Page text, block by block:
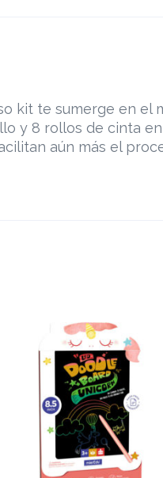
kit te sumerge en el
y 8 rollos de cinta
aún más el